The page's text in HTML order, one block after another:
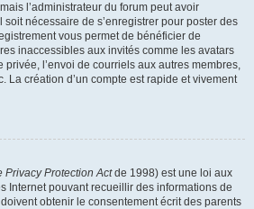
l’administrateur du forum peut avoir
soit nécessaire de s’enregistrer pour poster des
vous permet de bénéficier de
inaccessibles aux invités comme les avatars
l’envoi de courriels aux autres membres,
La création d’un compte est rapide et vivement
Privacy Protection Actde 1998) est une loi aux
Internet pouvant recueillir des informations de
obtenir le consentement écrit des parents